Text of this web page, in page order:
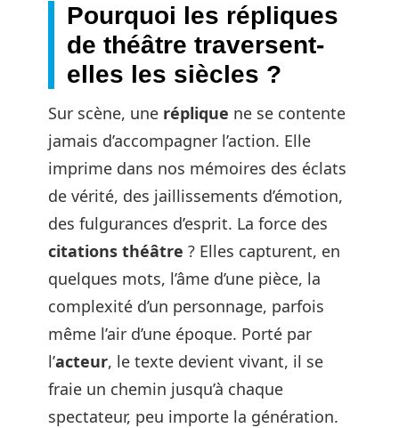
Pourquoi les répliques
de théâtre traversent-
elles les siècles ?
Sur scène, une réplique ne se contente
jamais d’accompagner l’action. Elle
imprime dans nos mémoires des éclats
de vérité, des jaillissements d’émotion,
des fulgurances d’esprit. La force des
citations théâtre ? Elles capturent, en
quelques mots, l’âme d’une pièce, la
complexité d’un personnage, parfois
même l’air d’une époque. Porté par
l’acteur, le texte devient vivant, il se
fraie un chemin jusqu’à chaque
spectateur, peu importe la génération.